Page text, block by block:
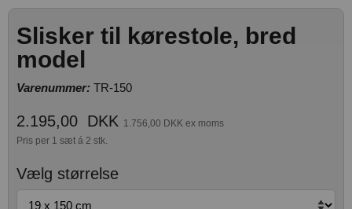
Slisker til kørestole, bred
model
Varenummer: TR-150
2.195,00 DKK 1.756,00 DKK ex moms
Pris per 1 sæt á 2 stk.
Vælg størrelse